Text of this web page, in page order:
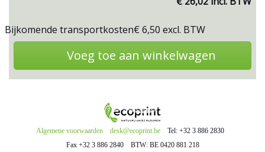
Bijkomende transportkosten€ 6,50 excl. BTW
Voeg toe aan winkelwagen
Algemene voorwaarden desk@ecoprint.be
Tel: +32 3 886 2830
Fax +32 3 886 2840
BTW: BE 0420 881 218